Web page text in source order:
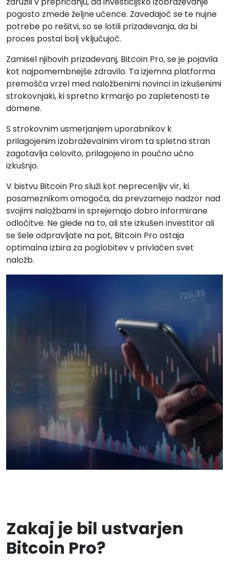
pogosto zmede željne učence. Zavedajoč se te nujne
potrebe po rešitvi, so se lotili prizadevanja, da bi
proces postal bolj vključujoč.
Zamisel njihovih prizadevanj, Bitcoin Pro, se je pojavila
kot najpomembnejše zdravilo. Ta izjemna platforma
premošča vrzel med naložbenimi novinci in izkušenimi
strokovnjaki, ki spretno krmarijo po zapletenosti te
domene.
S strokovnim usmerjanjem uporabnikov k
prilagojenim izobraževalnim virom ta spletna stran
zagotavlja celovito, prilagojeno in poučno učno
izkušnjo.
V bistvu Bitcoin Pro služi kot neprecenljiv vir, ki
posameznikom omogoča, da prevzamejo nadzor nad
svojimi naložbami in sprejemajo dobro informirane
odločitve. Ne glede na to, ali ste izkušen investitor ali
se šele odpravljate na pot, Bitcoin Pro ostaja
optimalna izbira za poglobitev v privlačen svet
naložb.
Zakaj je bil ustvarjen
Bitcoin Pro?